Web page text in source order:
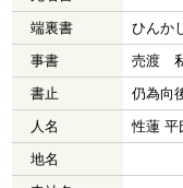
端裏書
ひんか
事書
売渡
書止
仍為向
人名
性蓮 平
地名